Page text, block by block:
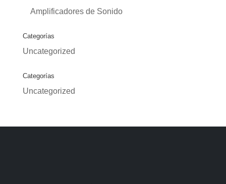
Amplificadores de Sonido
Categorías
Uncategorized
Categorías
Uncategorized